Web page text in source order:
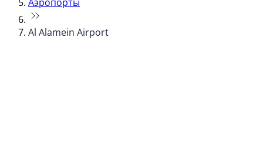
Аэропорты
Al Alamein Airport